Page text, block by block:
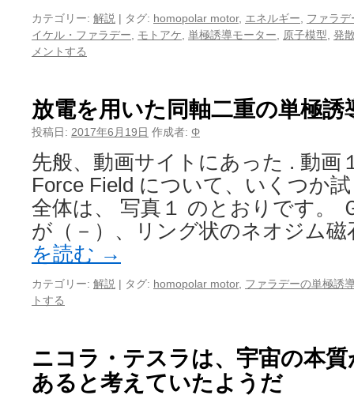
カテゴリー: 解説 | タグ: homopolar motor, エネルギー
ファラ
イケル・ファラデー
モトアケ 単極誘導モーター 原子模型 発
メントする
放電を用いた同軸二重の単極誘
投稿日: 2017年6月19日 作成者: Φ
先般、動画サイトにあった . 動画
Force Field について、いくつか
全体は、 写真１ のとおりです。
が（－）、リング状のネオジム
を読む →
カテゴリー: 解説 | タグ: homopolar motor, ファラデーの単極誘
トする
ニコラ・テスラは、宇宙の本
あると考えていたようだ